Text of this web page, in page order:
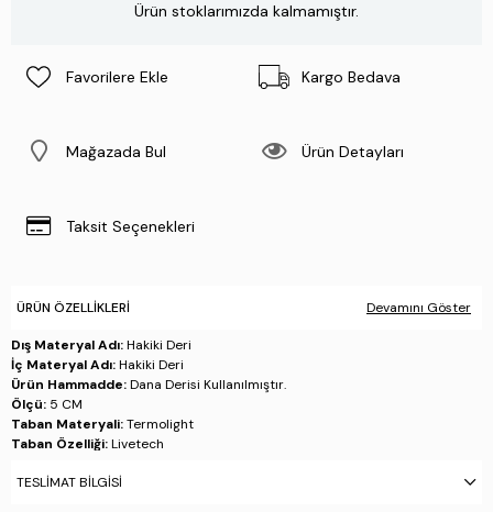
Ürün stoklarımızda kalmamıştır.
Favorilere Ekle Kargo Bedava
Mağazada Bul Ürün Detayları
Taksit Seçenekleri
ÜRÜN ÖZELLIKLERI Devamını Göster
Dış Materyal Adı:Hakiki Deri
İç Materyal Adı:Hakiki Deri
Ürün Hammadde:Dana Derisi Kullanılmıştır.
Ölçü: 5 CM
Taban Materyali:Termolight
Taban Özelliği:Livetech
Üretim Yeri:Türkiye
TESLIMAT BILGISI